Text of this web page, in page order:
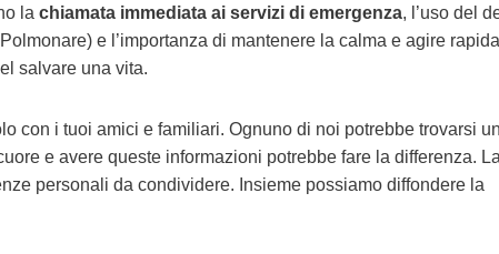
la chiamata immediata ai servizi di emergenza, l’uso del
e l’importanza di mantenere la calma e agire
salvare una vita.
con i tuoi amici e familiari. Ognuno di noi potrebbe trovarsi
e avere queste informazioni potrebbe fare la differenza.
personali da condividere. Insieme possiamo diffondere la